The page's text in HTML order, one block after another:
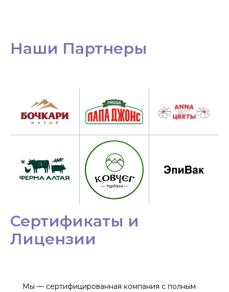
Наши Партнеры
Сертификаты и
Лицензии
Мы — сертифицированная компания с полным